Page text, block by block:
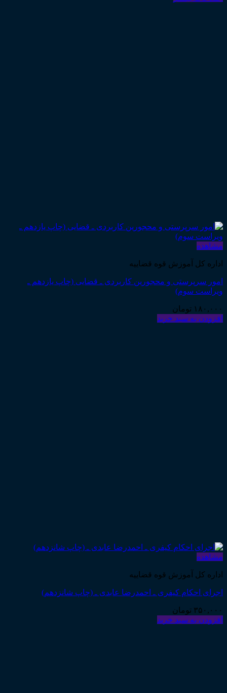
مشاهده
اداره کل آموزش قوه قضاییه
امور سرپرستی و محجورین کاربردی ـ قضایی (چاپ یازدهم ـ
ویراست سوم)
۱۸۰,۰۰۰ تومان
افزودن به سبد خرید
مشاهده
اداره کل آموزش قوه قضاییه
اجرای احکام کیفری ـ احمدرضا عابدی ـ (چاپ شانزدهم)
۳۵۰,۰۰۰ تومان
افزودن به سبد خرید